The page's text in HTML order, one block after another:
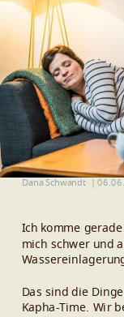
Dana Schwandt
Ich komme
mich schwer und
Das sind die
Kapha-Time. Wir